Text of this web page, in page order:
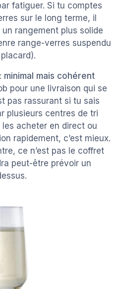
fatiguer. Si tu comptes
sur le long terme, il
rangement plus solide
range-verres suspendu
minimal mais cohérent
pour une livraison qui se
pas rassurant si tu sais
plusieurs centres de tri
les acheter en direct ou
rapidement, c’est mieux.
ce n’est pas le coffret
peut-être prévoir un